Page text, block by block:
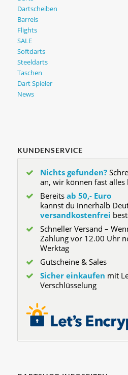
Dartscheiben
Barrels
Flights
SALE
Softdarts
Steeldarts
Taschen
Dart Spieler
News
KUNDENSERVICE
Nichts gefunden?
an, wir können fast alles
Bereits ab 50,- Euro
kannst du innerhalb
versandkostenfrei
Schneller Versand –
Zahlung vor 12.00 Uhr
Werktag
Gutscheine & Sales
Sicher einkaufen mit
Verschlüsselung